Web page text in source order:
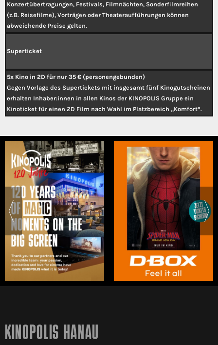
Konzertübertragungen, Festivals, Filmnächten, Sonderfilmreihen
(z.B. Reisefilme), Vorträgen oder Theateraufführungen können
abweichende Preise gelten.
Superticket
5x Kino in 2D für nur 35 € (personengebunden)
Gegen Vorlage des Supertickets mit insgesamt fünf Kinogutscheinen
erhalten Inhaber:innen in allen Kinos der KINOPOLIS Gruppe ein
Kinoticket für einen 2D Film nach Wahl im Platzbereich „Komfort“.
KINOPOLIS HANAU